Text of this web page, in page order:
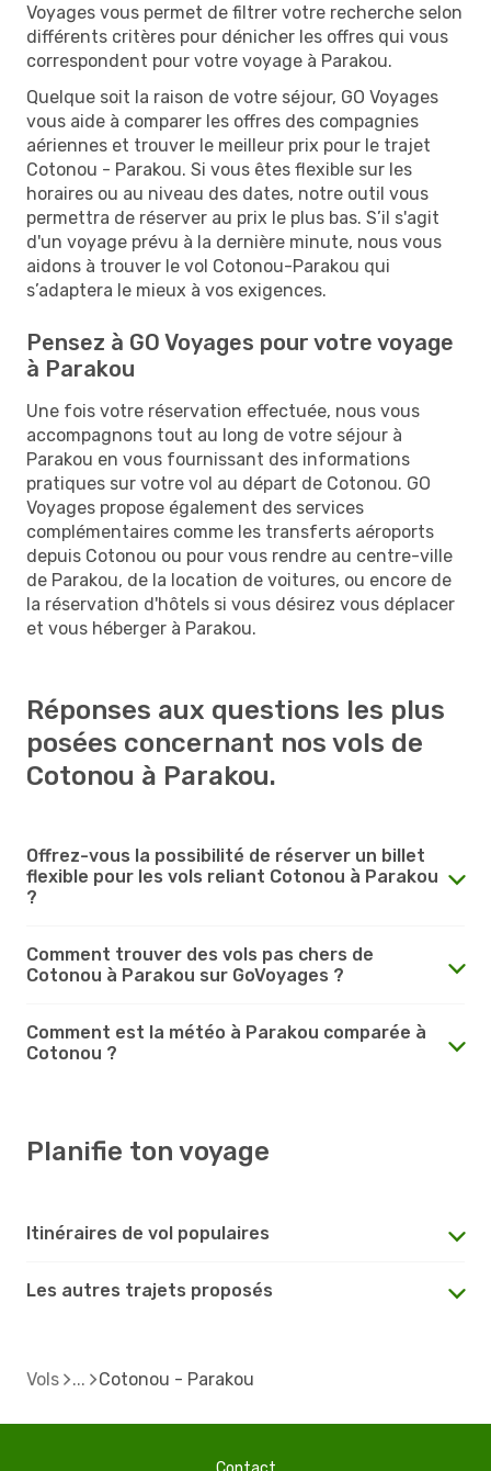
Voyages vous permet de filtrer votre recherche selon
différents critères pour dénicher les offres qui vous
correspondent pour votre voyage à Parakou.
Quelque soit la raison de votre séjour, GO Voyages
vous aide à comparer les offres des compagnies
aériennes et trouver le meilleur prix pour le trajet
Cotonou - Parakou. Si vous êtes flexible sur les
horaires ou au niveau des dates, notre outil vous
permettra de réserver au prix le plus bas. S’il s'agit
d'un voyage prévu à la dernière minute, nous vous
aidons à trouver le vol Cotonou-Parakou qui
s’adaptera le mieux à vos exigences.
Pensez à GO Voyages pour votre voyage
à Parakou
Une fois votre réservation effectuée, nous vous
accompagnons tout au long de votre séjour à
Parakou en vous fournissant des informations
pratiques sur votre vol au départ de Cotonou. GO
Voyages propose également des services
complémentaires comme les transferts aéroports
depuis Cotonou ou pour vous rendre au centre-ville
de Parakou, de la location de voitures, ou encore de
la réservation d'hôtels si vous désirez vous déplacer
et vous héberger à Parakou.
Réponses aux questions les plus
posées concernant nos vols de
Cotonou à Parakou.
Offrez-vous la possibilité de réserver un billet
flexible pour les vols reliant Cotonou à Parakou
?
Comment trouver des vols pas chers de
Cotonou à Parakou sur GoVoyages ?
Comment est la météo à Parakou comparée à
Cotonou ?
Planifie ton voyage
Itinéraires de vol populaires
Les autres trajets proposés
Vols Cotonou - Parakou